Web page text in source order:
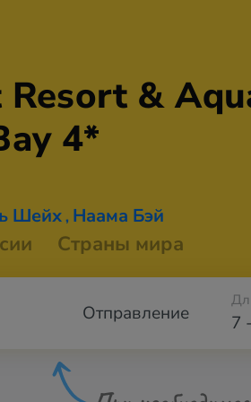
Resort &
4*
Шейх, Наама Бэй
Страны мира
Отправление 7